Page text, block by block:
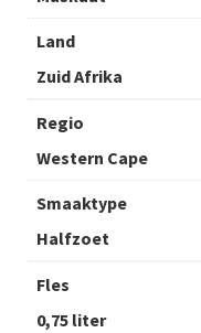
Land
Zuid Afrika
Regio
Western Cape
Smaaktype
Halfzoet
Fles
0,75 liter